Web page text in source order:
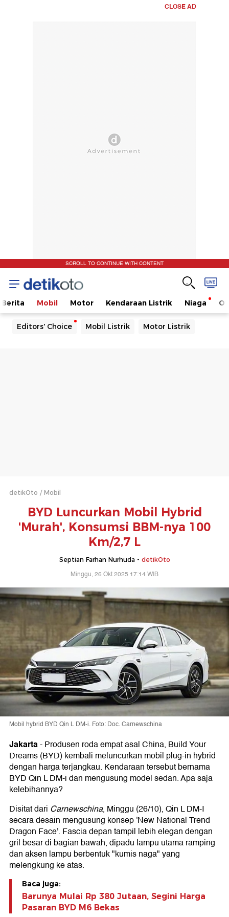
CLOSE AD
SCROLL TO CONTINUE WITH CONTENT
Berita Mobil Motor Kendaraan Listrik Niaga
Editors' Choice Mobil Listrik Motor Listrik
detikOto Mobil
BYD Luncurkan Mobil Hybrid
'Murah', Konsumsi BBM-nya 100
Km/2,7 L
Septian Farhan Nurhuda - detikOto
Minggu, 26 Okt 2025 17:14 WIB
Mobil hybrid BYD Qin L DM-i. Foto: Doc. Carnewschina
Jakarta-Produsen roda empat asal China, Build Your
Dreams (BYD) kembali meluncurkan mobil plug-in hybrid
dengan harga terjangkau. Kendaraan tersebut bernama
BYD Qin L DM-i dan mengusung model sedan. Apa saja
kelebihannya?
Disitat dari Carnewschina, Minggu (26/10), Qin L DM-I
secara desain mengusung konsep 'New National Trend
Dragon Face'. Fascia depan tampil lebih elegan dengan
gril besar di bagian bawah, dipadu lampu utama ramping
dan aksen lampu berbentuk "kumis naga" yang
melengkung ke atas.
Baca juga:
Barunya Mulai Rp 380 Jutaan, Segini Harga
Pasaran BYD M6 Bekas